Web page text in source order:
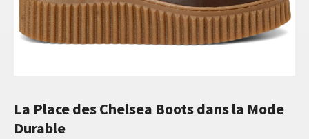
La Place des Chelsea Boots dans la Mode
Durable